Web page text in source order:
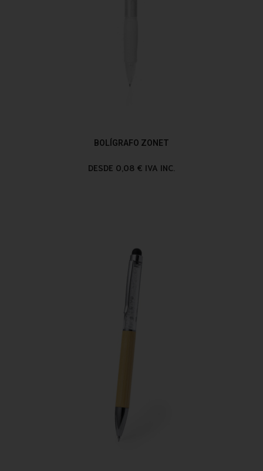
BOLÍGRAFO ZONET
DESDE 0,08 € IVA INC.